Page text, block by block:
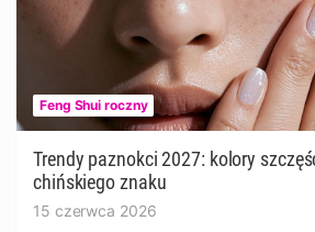
Feng Shui roczny
Trendy paznokci 2027: kolory
chińskiego znaku
15 czerwca 2026